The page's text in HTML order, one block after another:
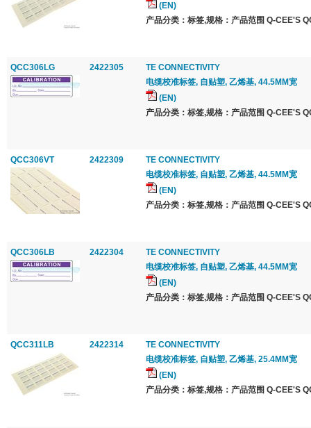
(EN)
产品分类：标签,规格：产品范围 Q-CEE'S
QCC306LG 2422305
TE CONNECTIVITY
电缆校准标签, 自贴塑, 乙烯基, 44.5MM宽
(EN)
产品分类：标签,规格：产品范围 Q-CEE'S
QCC306VT 2422309
TE CONNECTIVITY
电缆校准标签, 自贴塑, 乙烯基, 44.5MM宽
(EN)
产品分类：标签,规格：产品范围 Q-CEE'S
QCC306LB 2422304
TE CONNECTIVITY
电缆校准标签, 自贴塑, 乙烯基, 44.5MM宽
(EN)
产品分类：标签,规格：产品范围 Q-CEE'S
QCC311LB 2422314
TE CONNECTIVITY
电缆校准标签, 自贴塑, 乙烯基, 25.4MM宽
(EN)
产品分类：标签,规格：产品范围 Q-CEE'S